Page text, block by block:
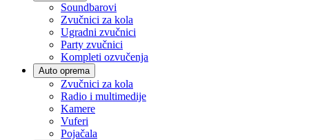
Soundbarovi
Zvučnici za kola
Ugradni zvučnici
Party zvučnici
Kompleti ozvučenja
Auto oprema
Zvučnici za kola
Radio i multimedije
Kamere
Vuferi
Pojačala